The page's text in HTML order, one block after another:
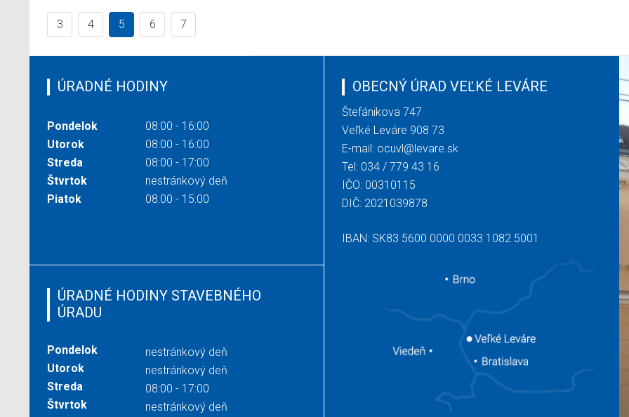
3 4 5 6 7
ÚRADNÉ HODINY
Pondelok
08:00 - 16:00
Utorok
08:00 - 16:00
Streda
08:00 - 17:00
Štvrtok
nestránkový deň
Piatok
08:00 - 15:00
ÚRADNÉ HODINY STAVEBNÉHO
ÚRADU
Pondelok
nestránkový deň
Utorok
nestránkový deň
Streda
08:00 - 17:00
Štvrtok
nestránkový deň
OBECNÝ ÚRAD VEĽKÉ LEVÁRE
Štefánikova 747
Veľké Leváre 908 73
E-mail: ocuvl@levare.sk
Tel: 034 / 779 43 16
IČO: 00310115
DIČ: 2021039878
IBAN: SK83 5600 0000 0033 1082 5001